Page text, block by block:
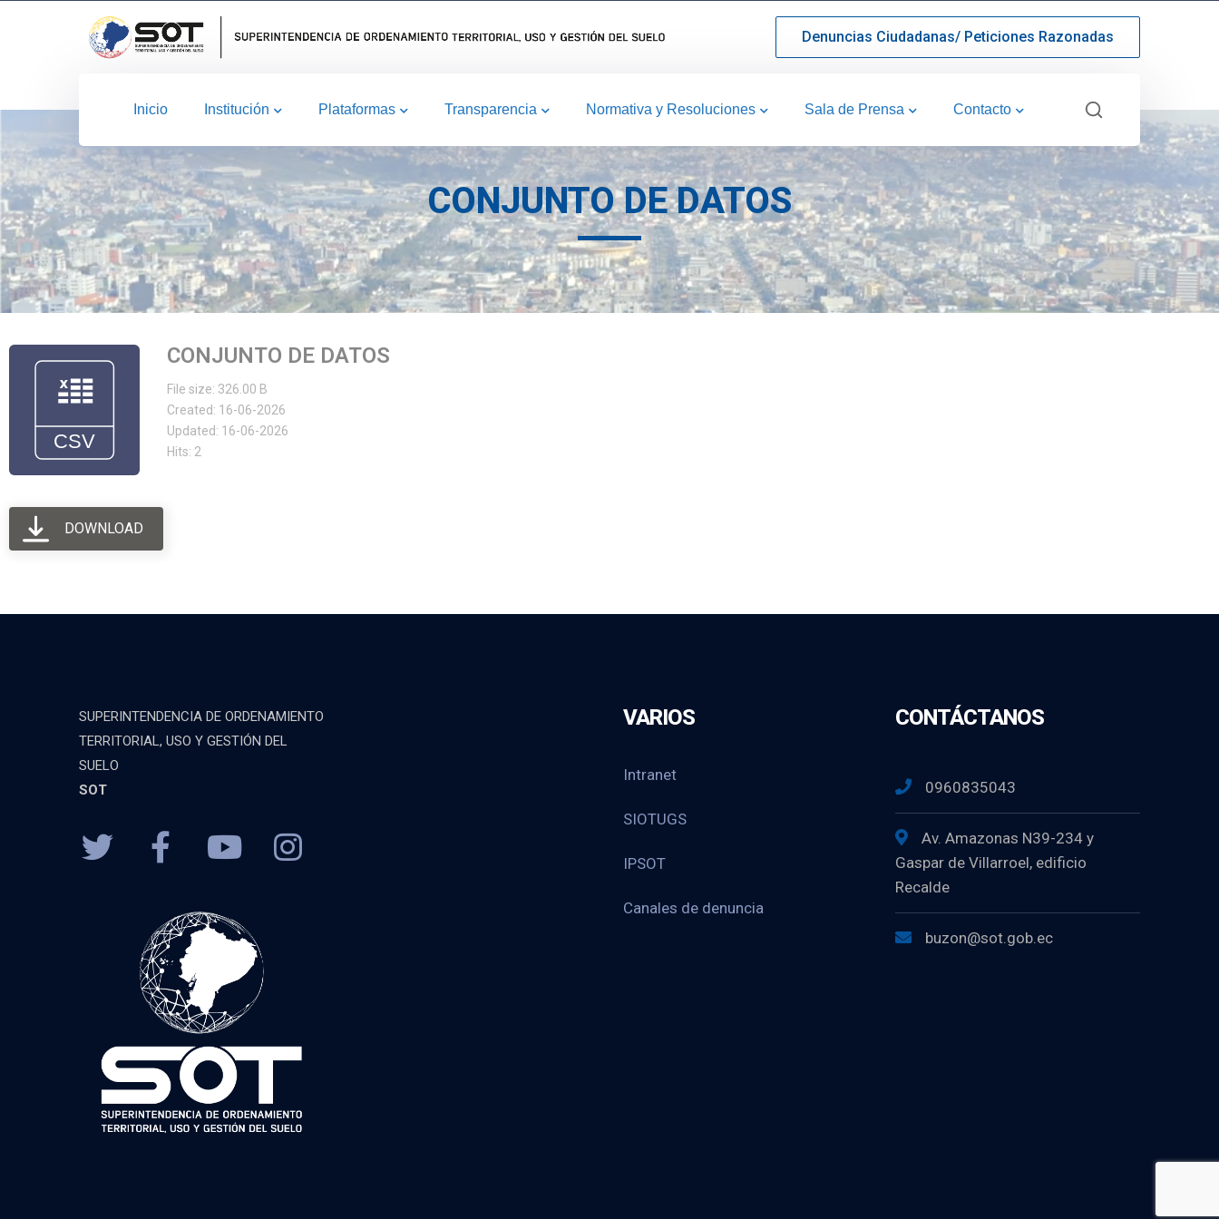
Denuncias Ciudadanas/ Peticiones Razonadas
Inicio Institución Plataformas Transparencia Normativa y Resoluciones Sala de Prensa Contacto
CONJUNTO DE DATOS
CONJUNTO DE DATOS
File size: 326.00 B
Created: 16-06-2026
Updated: 16-06-2026
Hits: 2
DOWNLOAD
SUPERINTENDENCIA DE ORDENAMIENTO
TERRITORIAL, USO Y GESTIÓN DEL
SUELO
SOT
VARIOS
Intranet
SIOTUGS
IPSOT
Canales de denuncia
CONTÁCTANOS
0960835043
Av. Amazonas N39-234 y
Gaspar de Villarroel, edificio
Recalde
buzon@sot.gob.ec